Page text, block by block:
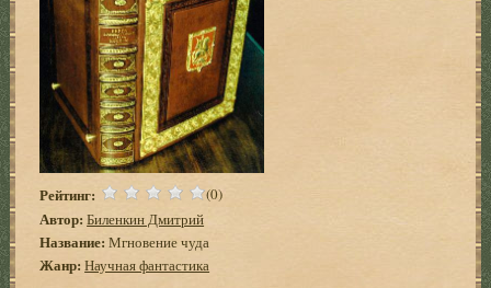
Рейтинг: (0)
Автор: Биленкин Дмитрий
Название: Мгновение чуда
Жанр: Научная фантастика